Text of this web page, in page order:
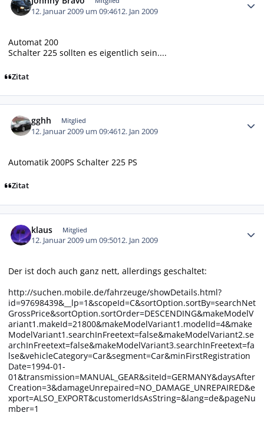
12. Januar 2009 um 09:4612. Jan 2009
Automat 200
Schalter 225 sollten es eigentlich sein....
Zitat
gghh Mitglied
12. Januar 2009 um 09:4612. Jan 2009
Automatik 200PS Schalter 225 PS
Zitat
klaus Mitglied
12. Januar 2009 um 09:5012. Jan 2009
Der ist doch auch ganz nett, allerdings geschaltet:
http://suchen.mobile.de/fahrzeuge/showDetails.html?
id=97698439&__lp=1&scopeId=C&sortOption.sortBy=searchNet
GrossPrice&sortOption.sortOrder=DESCENDING&makeModelV
ariant1.makeId=21800&makeModelVariant1.modelId=4&make
ModelVariant1.searchInFreetext=false&makeModelVariant2.se
archInFreetext=false&makeModelVariant3.searchInFreetext=fa
lse&vehicleCategory=Car&segment=Car&minFirstRegistration
Date=1994-01-
01&transmission=MANUAL_GEAR&siteId=GERMANY&daysAfter
Creation=3&damageUnrepaired=NO_DAMAGE_UNREPAIRED&e
xport=ALSO_EXPORT&customerIdsAsString=&lang=de&pageNu
mber=1